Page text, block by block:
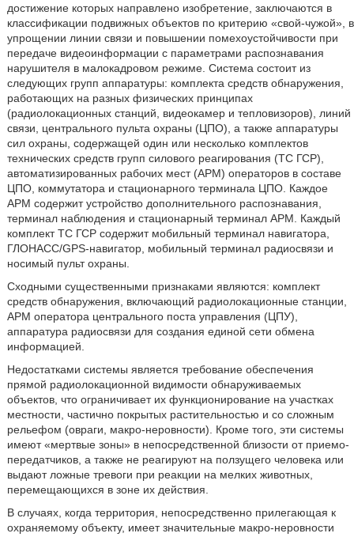
достижение которых направлено изобретение, заключаются в
классификации подвижных объектов по критерию «свой-чужой», в
упрощении линии связи и повышении помехоустойчивости при
передаче видеоинформации с параметрами распознавания
нарушителя в малокадровом режиме. Система состоит из
следующих групп аппаратуры: комплекта средств обнаружения,
работающих на разных физических принципах
(радиолокационных станций, видеокамер и тепловизоров), линий
связи, центрального пульта охраны (ЦПО), а также аппаратуры
сил охраны, содержащей один или несколько комплектов
технических средств групп силового реагирования (ТС ГСР),
автоматизированных рабочих мест (АРМ) операторов в составе
ЦПО, коммутатора и стационарного терминала ЦПО. Каждое
АРМ содержит устройство дополнительного распознавания,
терминал наблюдения и стационарный терминал АРМ. Каждый
комплект ТС ГСР содержит мобильный терминал навигатора,
ГЛОНАСС/GPS-навигатор, мобильный терминал радиосвязи и
носимый пульт охраны.
Сходными существенными признаками являются: комплект
средств обнаружения, включающий радиолокационные станции,
АРМ оператора центрального поста управления (ЦПУ),
аппаратура радиосвязи для создания единой сети обмена
информацией.
Недостатками системы является требование обеспечения
прямой радиолокационной видимости обнаруживаемых
объектов, что ограничивает их функционирование на участках
местности, частично покрытых растительностью и со сложным
рельефом (овраги, макро-неровности). Кроме того, эти системы
имеют «мертвые зоны» в непосредственной близости от приемо-
передатчиков, а также не реагируют на ползущего человека или
выдают ложные тревоги при реакции на мелких животных,
перемещающихся в зоне их действия.
В случаях, когда территория, непосредственно прилегающая к
охраняемому объекту, имеет значительные макро-неровности